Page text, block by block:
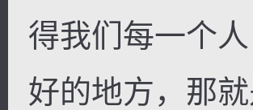
得我们每一个
好的地方，那